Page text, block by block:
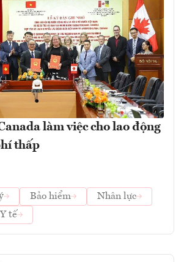
làm việc cho lao động
thấp
Bảo hiểm
Nhân lực
Y tế